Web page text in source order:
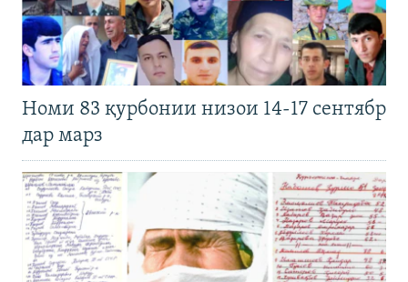
Номи 83 қурбонии низои 14-17 сентябр
дар марз